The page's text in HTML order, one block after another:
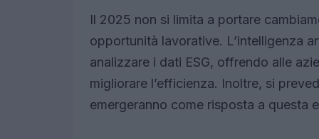
Il 2025 non si limita a portare
opportunità lavorative. L’intelligenza
analizzare i dati ESG, offrendo alle
migliorare l’efficienza. Inoltre, si
emergeranno come risposta a questa